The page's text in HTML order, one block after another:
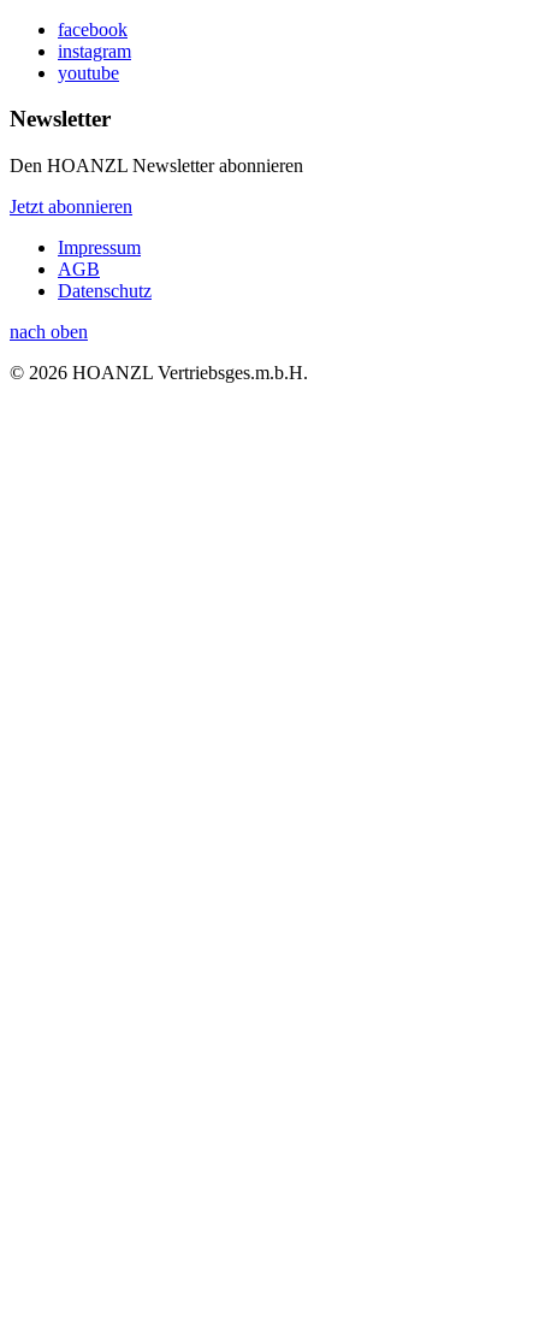
facebook
instagram
youtube
Newsletter
Den HOANZL Newsletter abonnieren
Jetzt abonnieren
Impressum
AGB
Datenschutz
nach oben
© 2026 HOANZL Vertriebsges.m.b.H.